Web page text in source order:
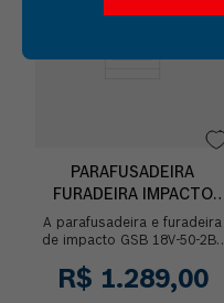
PARAFUSADEIRA
FURADEIRA IMPACTO
BOSCH GSB 18V-50 2BAT
+ 23AC
A parafusadeira e furadeira
de impacto GSB 18V-50-2BX
de 18V possui motor
Brushless (sem escova...
R$ 1.289,00